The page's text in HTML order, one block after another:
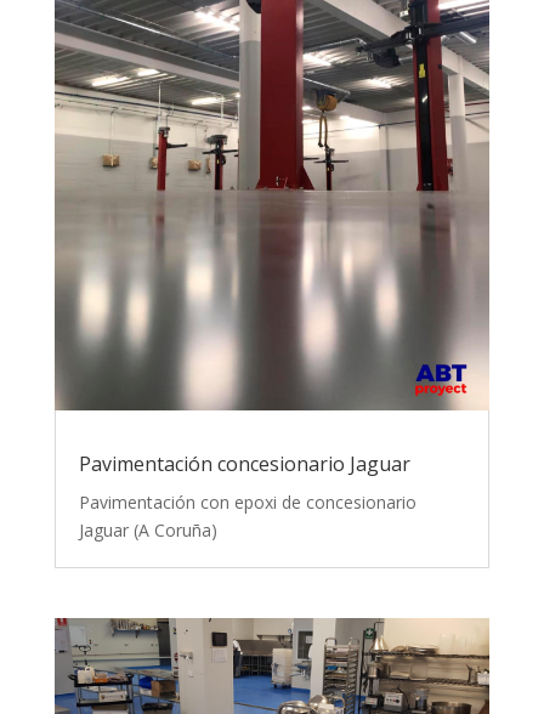
Pavimentación concesionario Jaguar
Pavimentación con epoxi de concesionario
Jaguar (A Coruña)